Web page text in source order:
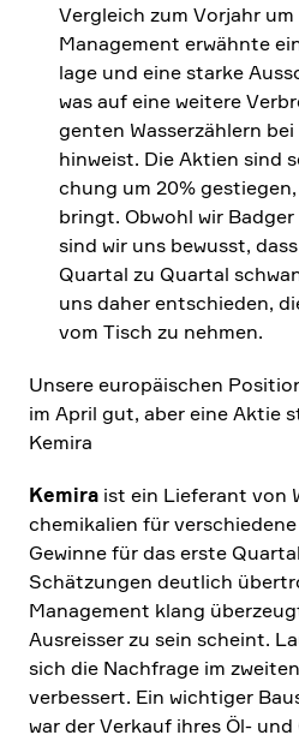
Vergleich zum Vorjahr
Manage­ment erwähnte
lage und eine starke
was auf eine weitere
genten Wasser­zäh­lern
hinweist. Die Aktien sind
chung um 20%
bringt. Obwohl wir
sind wir uns bewusst,
Quartal zu Quartal
uns daher entschieden,
vom Tisch zu nehmen.
Unsere europäi­schen
im April gut, aber eine Aktie
Kemira
Kemira ist ein Liefe­rant von
che­mi­ka­lien für
Gewinne für das erste
Schät­zungen deutlich
Manage­ment klang
Ausreisser zu sein scheint.
sich die Nachfrage im
verbes­sert. Ein wichtiger
war der Verkauf ihres Öl-